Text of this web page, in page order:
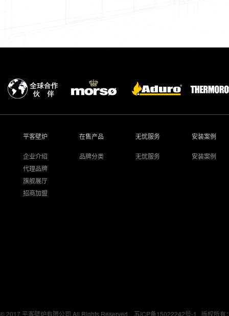
平客壁炉
企业介绍
代理品牌
旗舰展厅
招商加盟
在售产品
品牌分类
无忧服务
无忧服务
安装案例
安装案例
© 2017 平客壁炉有限公司 All Rights Reserved. 苏ICP备15022242号-1 版权所有